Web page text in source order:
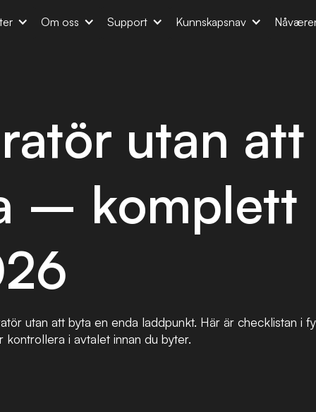
Om oss Support Kunnskapsnav
utan att
– komplett
utan att byta en enda laddpunkt. Här är checklistan i
i avtalet innan du byter.